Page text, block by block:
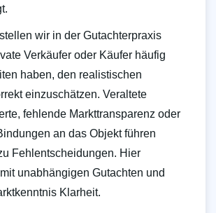
wir in der Gutachterpraxis
Verkäufer oder Käufer häufig
haben, den realistischen
einzuschätzen. Veraltete
fehlende Markttransparenz oder
an das Objekt führen
Fehlentscheidungen. Hier
unabhängigen Gutachten und
Klarheit.